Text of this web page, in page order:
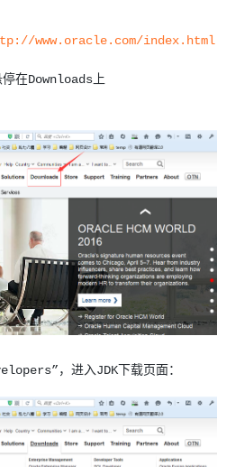
www.oracle.com/index.html
在Downloads上
，进入JDK下载页面：